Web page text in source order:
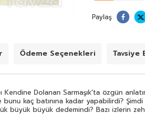
Paylaş
Ödeme Seçenekleri Tavsiye
Kendine Dolanan Sarmaşık'ta özgün
bunu kaç batınına kadar yapabilirdi?
büyük büyük dedemindi? Bazı izlerin